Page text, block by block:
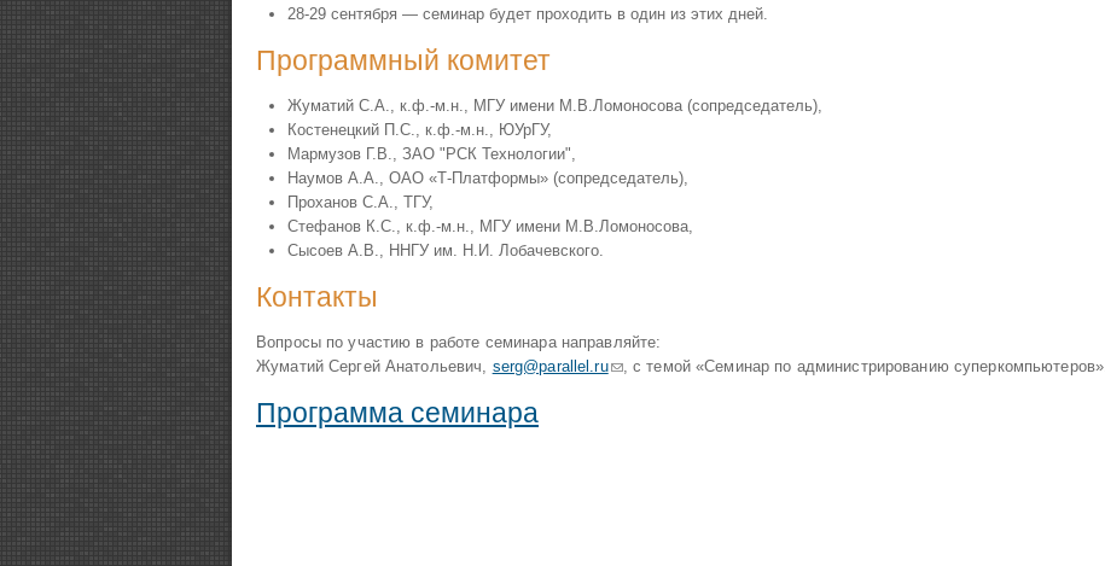
28-29 сентября — семинар будет проходить в один из этих дней.
Программный комитет
Жуматий С.А., к.ф.-м.н., МГУ имени М.В.Ломоносова (сопредседатель),
Костенецкий П.С., к.ф.-м.н., ЮУрГУ,
Мармузов Г.В., ЗАО "РСК Технологии",
Наумов А.А., ОАО «Т-Платформы» (сопредседатель),
Проханов С.А., ТГУ,
Стефанов К.С., к.ф.-м.н., МГУ имени М.В.Ломоносова,
Сысоев А.В., ННГУ им. Н.И. Лобачевского.
Контакты
Вопросы по участию в работе семинара направляйте:
Жуматий Сергей Анатольевич, serg@parallel.ru(ссылка для отправки email)
, с темой «Семинар по администрированию суперкомпьютеров».
Программа семинара